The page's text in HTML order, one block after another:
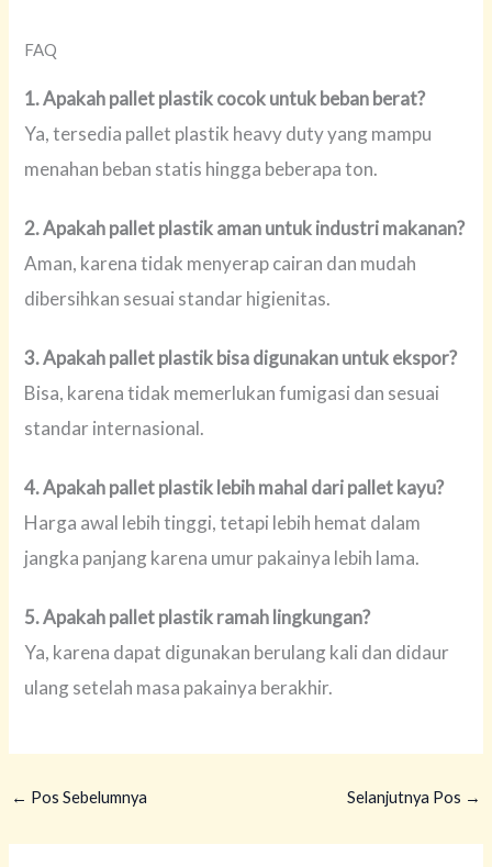
FAQ
1. Apakah pallet plastik cocok untuk beban berat?
Ya, tersedia pallet plastik heavy duty yang mampu
menahan beban statis hingga beberapa ton.
2. Apakah pallet plastik aman untuk industri makanan?
Aman, karena tidak menyerap cairan dan mudah
dibersihkan sesuai standar higienitas.
3. Apakah pallet plastik bisa digunakan untuk ekspor?
Bisa, karena tidak memerlukan fumigasi dan sesuai
standar internasional.
4. Apakah pallet plastik lebih mahal dari pallet kayu?
Harga awal lebih tinggi, tetapi lebih hemat dalam
jangka panjang karena umur pakainya lebih lama.
5. Apakah pallet plastik ramah lingkungan?
Ya, karena dapat digunakan berulang kali dan didaur
ulang setelah masa pakainya berakhir.
← Pos Sebelumnya Selanjutnya Pos →